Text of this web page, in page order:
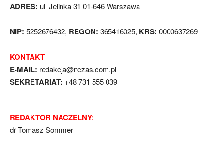
ADRES: ul. Jelinka 31 01-646 Warszawa
NIP: 5252676432, REGON: 365416025, KRS: 0000637269
KONTAKT
E-MAIL: redakcja@nczas.com.pl
SEKRETARIAT: +48 731 555 039
REDAKTOR NACZELNY:
dr Tomasz Sommer